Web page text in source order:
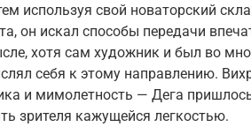
используя свой новаторский
он искал способы передачи
хотя сам художник и был во
себя к этому направлению.
и мимолетность — Дега
зрителя кажущейся легкостью.